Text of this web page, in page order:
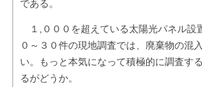
である。
１,０００を超えている太陽光パネル設
０～３０件の現地調査では、廃棄物の混
い。もっと本気になって積極的に調査す
るがどうか。